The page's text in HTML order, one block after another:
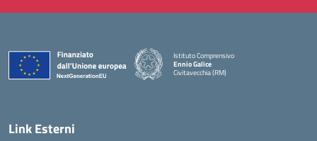
Istituto Comprensivo
Ennio Galice
Civitavecchia (RM)
Link Esterni